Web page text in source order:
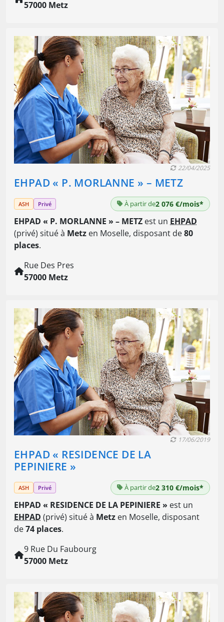
57000 Metz
EHPAD « P. MORLANNE » – METZ
22/04/2025
ASH Privé À partir de2 076 €/mois*
EHPAD « P. MORLANNE » – METZ est un EHPAD
(privé) situé à Metz en Moselle, disposant de80
places.
Rue Des Pres
57000 Metz
EHPAD « RESIDENCE DE LA
PEPINIERE »
17/06/2019
ASH Privé À partir de2 310 €/mois*
EHPAD « RESIDENCE DE LA PEPINIERE » est un
EHPAD (privé) situé à Metz en Moselle, disposant
de74 places.
9 Rue Du Faubourg
57000 Metz